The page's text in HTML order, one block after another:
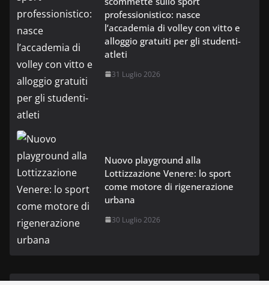
professionistico: nasce
l’accademia di volley con vitto e
alloggio gratuiti per gli studenti-
atleti
31 Luglio 2026
Nuovo playground alla
Lottizzazione Venere: lo sport
come motore di rigenerazione
urbana
30 Luglio 2026